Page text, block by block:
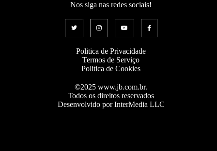
Nos siga nas redes sociais!
Politica de Privacidade
Termos de Serviço
Politica de Cookies
©2025 www.jb.com.br.
Todos os direitos reservados
Desenvolvido por InterMedia LLC